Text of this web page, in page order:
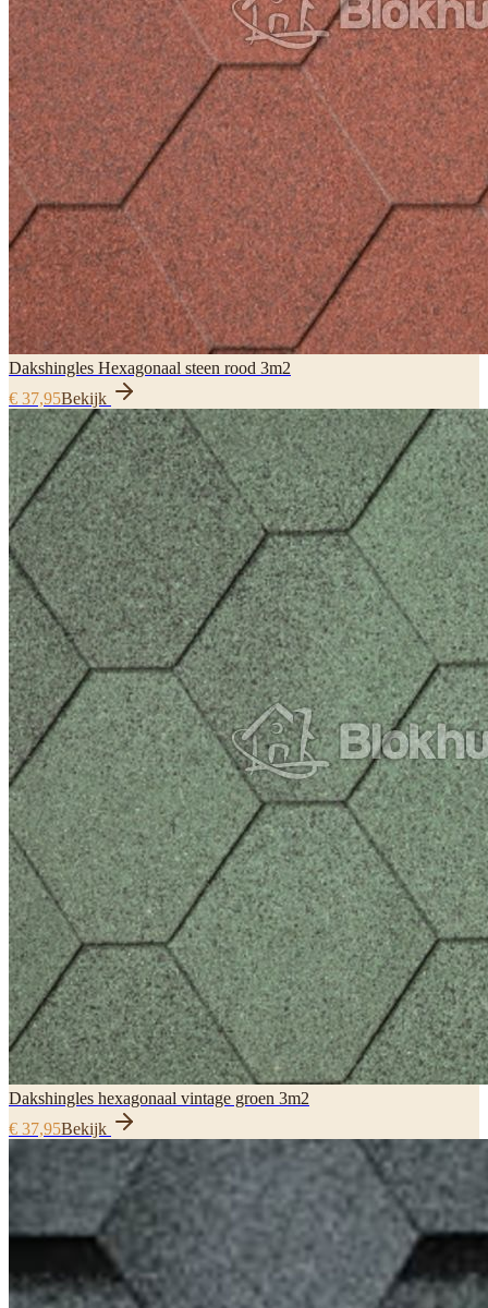
Dakshingles Hexagonaal steen rood 3m2
€ 37,95Bekijk
Dakshingles hexagonaal vintage groen 3m2
€ 37,95Bekijk